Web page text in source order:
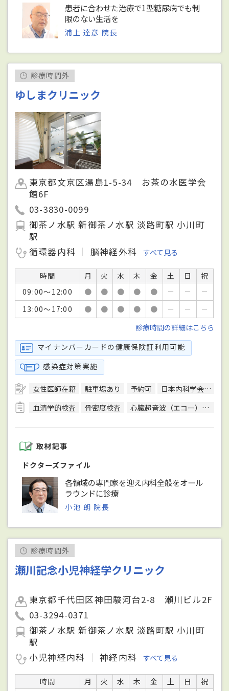
患者に合わせた治療で1型糖尿病でも制
限のない生活を
浦上 達彦 院長
診療時間外
ゆしまクリニック
東京都文京区湯島1-5-34 お茶の水医学会
館6F
03-3830-0099
御茶ノ水駅 新御茶ノ水駅 淡路町駅 小川町
駅
循環器内科
脳神経外科 すべて見る
時間 月 火 水 木 金 土 日
祝
09:00～12:00
● ● ● ● ● － －
－
13:00～17:00
● ● ● ● ● － －
－
診療時間の詳細はこちら
マイナンバーカードの健康保険証利用可能
感染症対策実施
女性医師在籍 駐車場あり 予約可
日本内科学会総合内科専門医
血清学的検査
骨密度検査 心臓超音波（エコー）検査
取材記事
ドクターズファイル
各領域の専門家を迎え内科全般をオール
ラウンドに診療
小池 朗 院長
診療時間外
瀬川記念小児神経学クリニック
東京都千代田区神田駿河台2-8 瀬川ビル2F
03-3294-0371
御茶ノ水駅 新御茶ノ水駅 淡路町駅 小川町
駅
小児神経内科
神経内科 すべて見る
時間 月 火 水 木 金 土 日
祝